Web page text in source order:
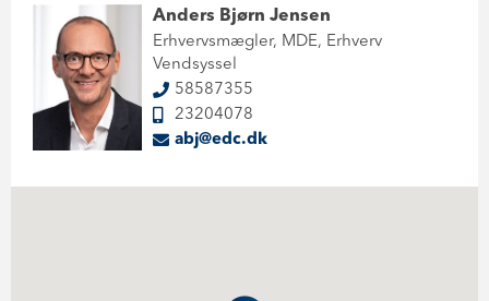
Anders Bjørn Jensen
Erhvervsmægler, MDE, Erhverv
Vendsyssel
58587355
23204078
abj@edc.dk